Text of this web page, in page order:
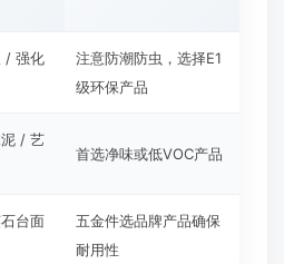
/ 强化
注意防潮防虫，选择E1
级环保产品
/ 艺
首选净味或低VOC产品
台面
五金件选品牌产品确保
耐用性